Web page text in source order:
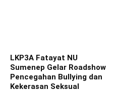
LKP3A Fatayat NU
Sumenep Gelar Roadshow
Pencegahan Bullying dan
Kekerasan Seksual